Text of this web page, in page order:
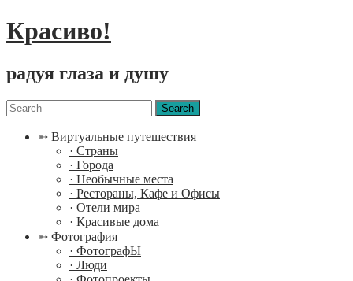
Красиво!
радуя глаза и душу
Menu
Search
for:
➳ Виртуальные путешествия
· Страны
· Города
· Необычные места
· Рестораны, Кафе и Офисы
· Отели мира
· Красивые дома
➳ Фотография
· ФотографЫ
· Люди